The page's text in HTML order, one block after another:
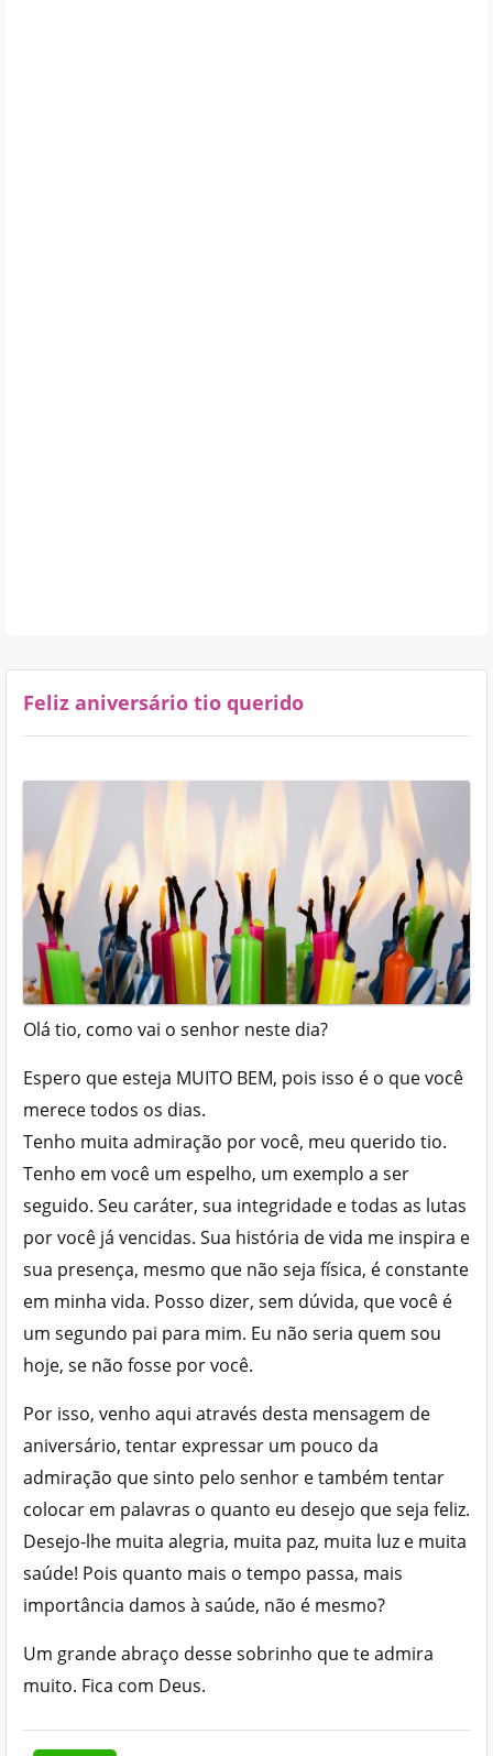
Feliz aniversário tio querido
Olá tio, como vai o senhor neste dia?
Espero que esteja MUITO BEM, pois isso é o que você
merece todos os dias.
Tenho muita admiração por você, meu querido tio.
Tenho em você um espelho, um exemplo a ser
seguido. Seu caráter, sua integridade e todas as lutas
por você já vencidas. Sua história de vida me inspira e
sua presença, mesmo que não seja física, é constante
em minha vida. Posso dizer, sem dúvida, que você é
um segundo pai para mim. Eu não seria quem sou
hoje, se não fosse por você.
Por isso, venho aqui através desta mensagem de
aniversário, tentar expressar um pouco da
admiração que sinto pelo senhor e também tentar
colocar em palavras o quanto eu desejo que seja feliz.
Desejo-lhe muita alegria, muita paz, muita luz e muita
saúde! Pois quanto mais o tempo passa, mais
importância damos à saúde, não é mesmo?
Um grande abraço desse sobrinho que te admira
muito. Fica com Deus.